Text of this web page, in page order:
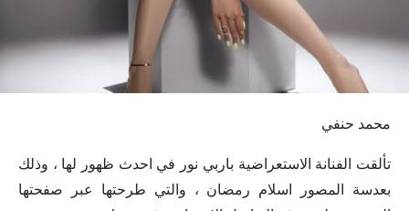
محمد حنفي
تألقت الفنانة الاستعراضية باربي نور في احدث ظهور لها ، وذلك
بعدسة المصور اسلام رمضان ، والتي طرحتها عبر صفحتها